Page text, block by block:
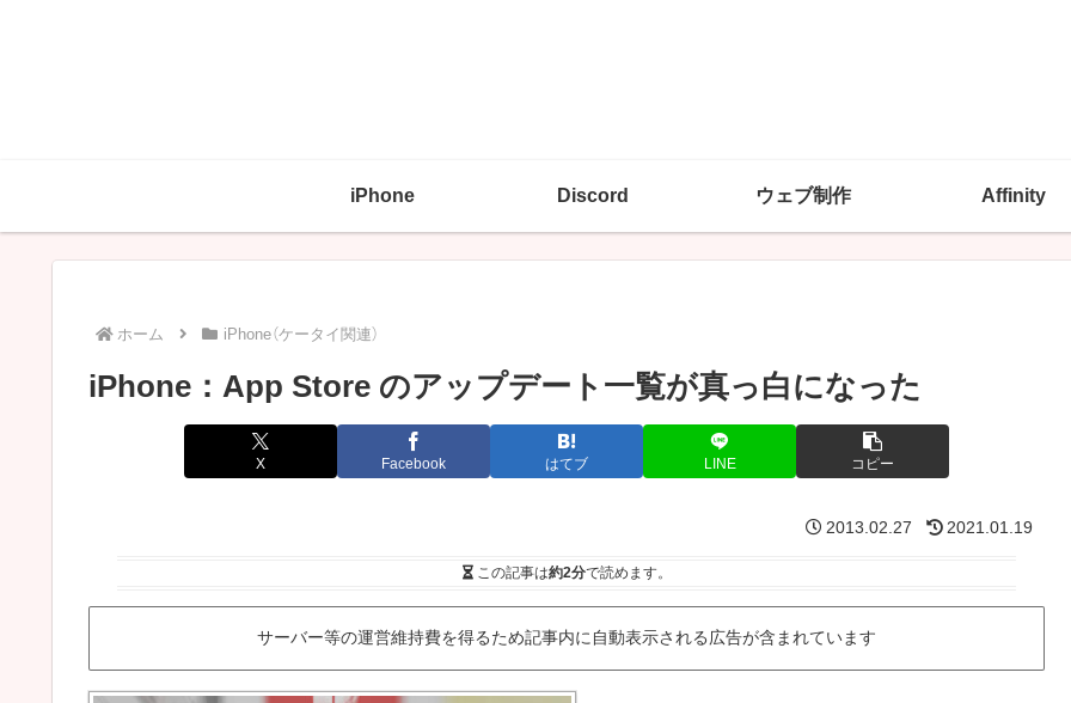
iPhone Discord ウェブ制作 Affinity
ホーム iPhone（ケータイ関連）
iPhone：App Store のアップデート一覧が真っ白になった
X Facebook はてブ LINE コピー
2013.02.27 2021.01.19
この記事は約2分で読めます。
サーバー等の運営維持費を得るため記事内に自動表示される広告が含まれています